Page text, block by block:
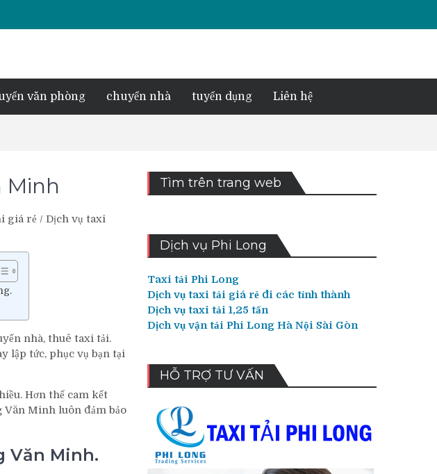
văn phòng chuyển nhà tuyển dụng Liên hệ
Minh
giá rẻ / Dịch vụ taxi
nhà, thuê taxi tải.
lập tức, phục vụ bạn tại
Hơn thế cam kết
Văn Minh luôn đảm bảo
Văn Minh.
Tìm trên trang web
Dịch vụ Phi Long
Taxi tải Phi Long
Dịch vụ taxi tải giá rẻ đi các tỉnh thành
Dịch vụ taxi tải 1,25 tấn
Dịch vụ vận tải Phi Long Hà Nội Sài Gòn
HỖ TRỢ TƯ VẤN